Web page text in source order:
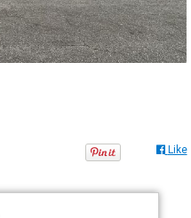
Like